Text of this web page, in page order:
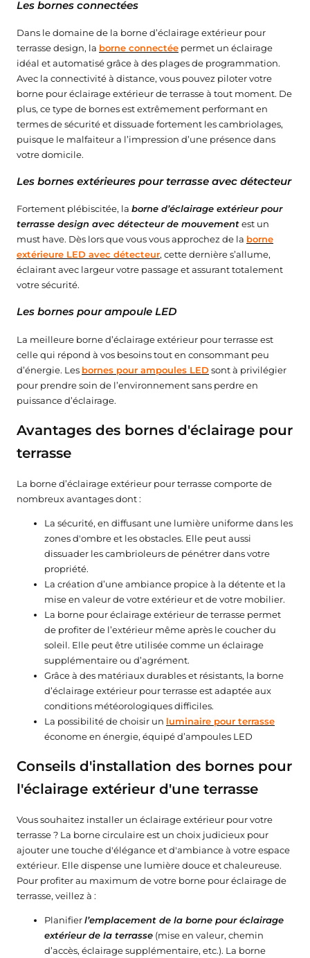
Les bornes connectées
Dans le domaine de la borne d’éclairage extérieur pour
terrasse design, la borne connectée permet un éclairage
idéal et automatisé grâce à des plages de programmation.
Avec la connectivité à distance, vous pouvez piloter votre
borne pour éclairage extérieur de terrasse à tout moment. De
plus, ce type de bornes est extrêmement performant en
termes de sécurité et dissuade fortement les cambriolages,
puisque le malfaiteur a l’impression d’une présence dans
votre domicile.
Les bornes extérieures pour terrasse avec détecteur
Fortement plébiscitée, la borne d’éclairage extérieur pour
terrasse design avec détecteur de mouvementest un
must have. Dès lors que vous vous approchez de la borne
extérieure LED avec détecteur, cette dernière s’allume,
éclairant avec largeur votre passage et assurant totalement
votre sécurité.
Les bornes pour ampoule LED
La meilleure borne d’éclairage extérieur pour terrasse est
celle qui répond à vos besoins tout en consommant peu
d’énergie. Les bornes pour ampoules LEDsont à privilégier
pour prendre soin de l’environnement sans perdre en
puissance d’éclairage.
Avantages des bornes d'éclairage pour
terrasse
La borne d’éclairage extérieur pour terrasse comporte de
nombreux avantages dont :
La sécurité, en diffusant une lumière uniforme dans les
zones d'ombre et les obstacles. Elle peut aussi
dissuader les cambrioleurs de pénétrer dans votre
propriété.
La création d’une ambiance propice à la détente et la
mise en valeur de votre extérieur et de votre mobilier.
La borne pour éclairage extérieur de terrasse permet
de profiter de l’extérieur même après le coucher du
soleil. Elle peut être utilisée comme un éclairage
supplémentaire ou d’agrément.
Grâce à des matériaux durables et résistants, la borne
d’éclairage extérieur pour terrasse est adaptée aux
conditions météorologiques difficiles.
La possibilité de choisir un luminaire pour terrasse
économe en énergie, équipé d’ampoules LED
Conseils d'installation des bornes pour
l'éclairage extérieur d'une terrasse
Vous souhaitez installer un éclairage extérieur pour votre
terrasse ? La borne circulaire est un choix judicieux pour
ajouter une touche d'élégance et d'ambiance à votre espace
extérieur. Elle dispense une lumière douce et chaleureuse.
Pour profiter au maximum de votre borne pour éclairage de
terrasse, veillez à :
Planifierl’emplacement de la borne pour éclairage
extérieur de la terrasse (mise en valeur, chemin
d’accès, éclairage supplémentaire, etc.). La borne